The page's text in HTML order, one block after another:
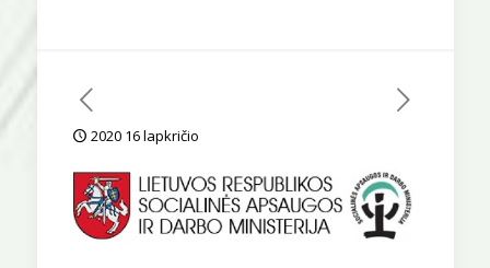
2020 16 lapkričio